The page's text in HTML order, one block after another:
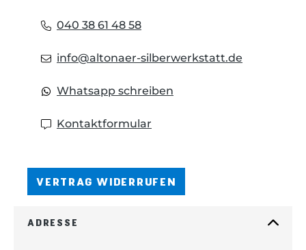
040 38 61 48 58
info@altonaer-silberwerkstatt.de
Whatsapp schreiben
Kontaktformular
VERTRAG WIDERRUFEN
ADRESSE